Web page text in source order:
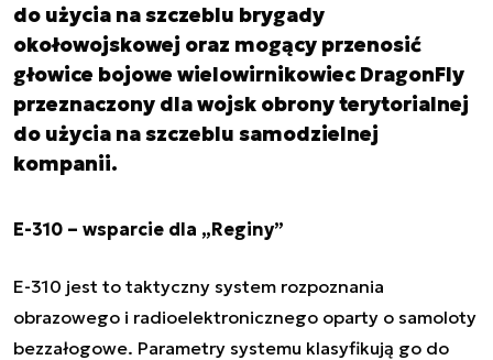
do użycia na szczeblu brygady
okołowojskowej oraz mogący przenosić
głowice bojowe wielowirnikowiec DragonFly
przeznaczony dla wojsk obrony terytorialnej
do użycia na szczeblu samodzielnej
kompanii.
E-310 – wsparcie dla „Reginy”
E-310 jest to taktyczny system rozpoznania
obrazowego i radioelektronicznego oparty o samoloty
bezzałogowe. Parametry systemu klasyfikują go do